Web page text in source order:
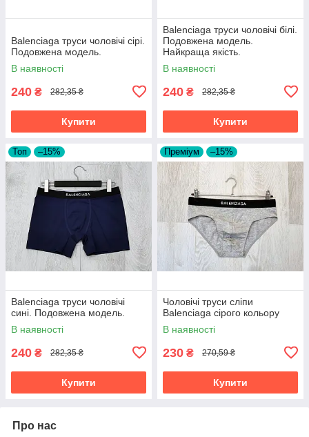
Balenciaga труси чоловічі сірі.
Подовжена модель.
В наявності
240 ₴ 282,35 ₴
Купити
Balenciaga труси чоловічі білі.
Подовжена модель.
Найкраща якість.
В наявності
240 ₴ 282,35 ₴
Купити
Топ –15%
Balenciaga труси чоловічі
сині. Подовжена модель.
В наявності
240 ₴ 282,35 ₴
Купити
Преміум –15%
Чоловічі труси сліпи
Balenciaga сірого кольору
В наявності
230 ₴ 270,59 ₴
Купити
Про нас